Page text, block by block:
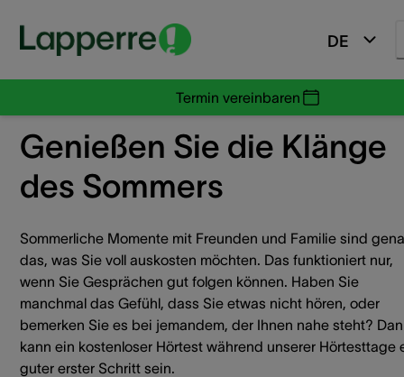
DE
Termin vereinbaren
Genießen Sie die Klänge
des Sommers
Sommerliche Momente mit Freunden und Familie sind
das, was Sie voll auskosten möchten. Das funktioniert nur,
wenn Sie Gesprächen gut folgen können. Haben Sie
manchmal das Gefühl, dass Sie etwas nicht hören, oder
bemerken Sie es bei jemandem, der Ihnen nahe steht?
kann ein kostenloser Hörtest während unserer Hörtesttage
guter erster Schritt sein.